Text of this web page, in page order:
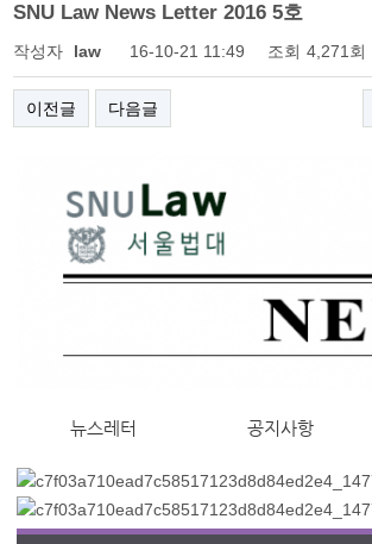
SNU Law News Letter 2016 5호
작성자 law 16-10-21 11:49 조회 4,271회
이전글 다음글
뉴스레터 공지사항